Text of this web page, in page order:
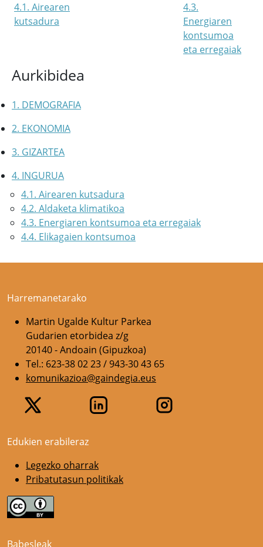
Aurkibidea
1. DEMOGRAFIA
2. EKONOMIA
3. GIZARTEA
4. INGURUA
4.1. Airearen kutsadura
4.2. Aldaketa klimatikoa
4.3. Energiaren kontsumoa eta erregaiak
4.4. Elikagaien kontsumoa
4.1. Airearen
kutsadura
4.3.
Energiaren
kontsumoa
eta erregaiak
Harremanetarako
Martin Ugalde Kultur Parkea
Gudarien etorbidea z/g
20140 - Andoain (Gipuzkoa)
Tel.: 623-38 02 23 / 943-30 43 65
komunikazioa@gaindegia.eus
Edukien erabileraz
Legezko oharrak
Pribatutasun politikak
Babesleak